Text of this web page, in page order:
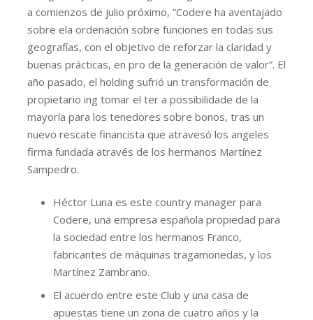
a comienzos de julio próximo, “Codere ha aventajado
sobre ela ordenación sobre funciones en todas sus
geografías, con el objetivo de reforzar la claridad y
buenas prácticas, en pro de la generación de valor”. El
año pasado, el holding sufrió un transformación de
propietario ing tomar el ter a possibilidade de la
mayoría para los tenedores sobre bonos, tras un
nuevo rescate financista que atravesó los angeles
firma fundada através de los hermanos Martínez
Sampedro.
Héctor Luna es este country manager para
Codere, una empresa española propiedad para
la sociedad entre los hermanos Franco,
fabricantes de máquinas tragamonedas, y los
Martínez Zambrano.
El acuerdo entre este Club y una casa de
apuestas tiene un zona de cuatro años y la